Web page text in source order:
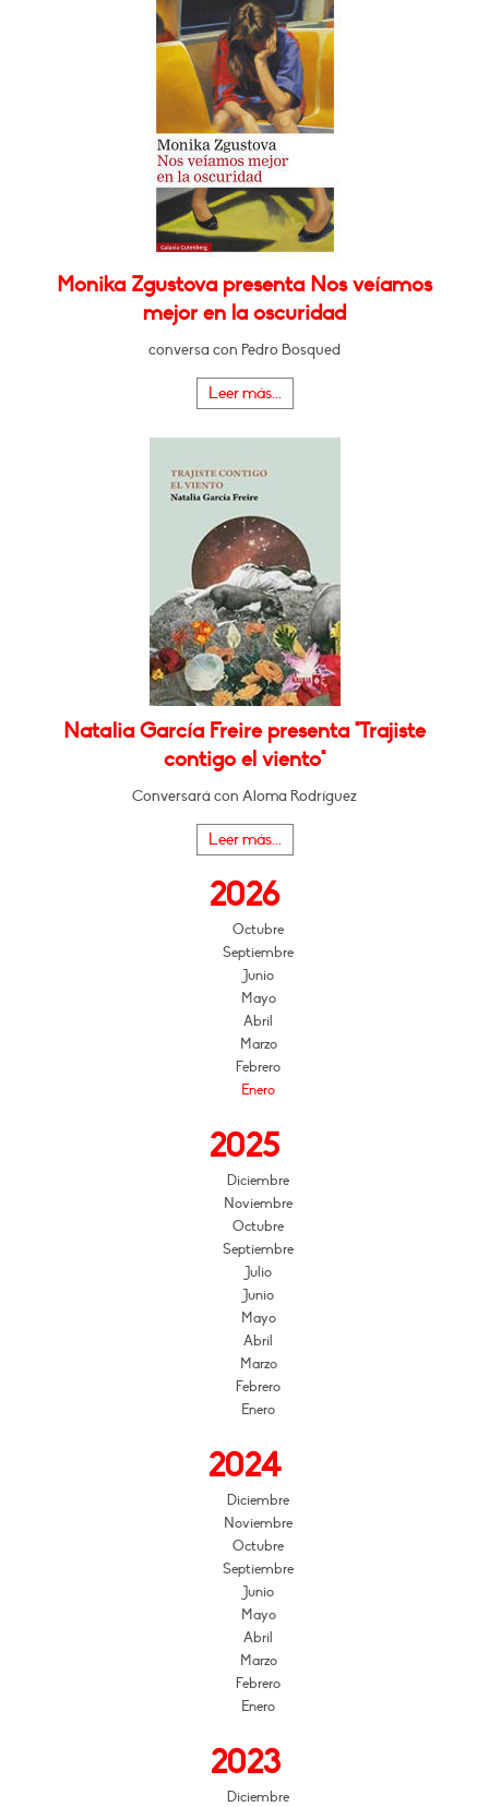
Monika Zgustova presenta Nos veíamos
mejor en la oscuridad
conversa con Pedro Bosqued
Leer más...
Natalia García Freire presenta "Trajiste
contigo el viento"
Conversará con Aloma Rodríguez
Leer más...
2026
Octubre
Septiembre
Junio
Mayo
Abril
Marzo
Febrero
Enero
2025
Diciembre
Noviembre
Octubre
Septiembre
Julio
Junio
Mayo
Abril
Marzo
Febrero
Enero
2024
Diciembre
Noviembre
Octubre
Septiembre
Junio
Mayo
Abril
Marzo
Febrero
Enero
2023
Diciembre